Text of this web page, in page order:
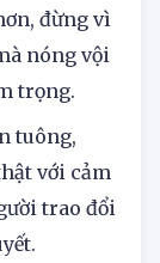
đừng vì
nóng vội
trọng.
tuông,
với cảm
trao đổi